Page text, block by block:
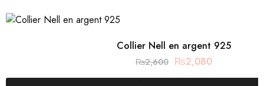
Collier Nell en argent 925
₨2,600 ₨2,080